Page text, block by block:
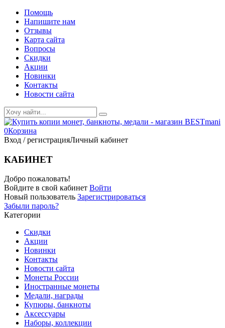
Помощь
Напишите нам
Отзывы
Карта сайта
Вопросы
Скидки
Акции
Новинки
Контакты
Новости сайта
0Корзина
Вход / регистрацияЛичный кабинет
КАБИНЕТ
Добро пожаловать!
Войдите в свой кабинет Войти
Новый пользователь Зарегистрироваться
Забыли пароль?
Категории
Скидки
Акции
Новинки
Контакты
Новости сайта
Монеты России
Иностранные монеты
Медали, награды
Купюры, банкноты
Аксессуары
Наборы, коллекции